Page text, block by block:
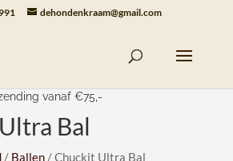
dehondenkraam@gmail.com
vanaf €75,-
Bal
/ Ballen/ Chuckit Ultra Bal